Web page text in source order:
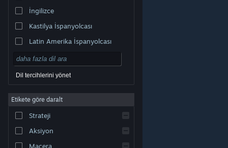
markalar, ABD ve diğer ülkelerde ilgili sahiplerinin
Erişilebilirlik |
Çerezler
İngilizce
Kastilya İspanyolcası
Latin Amerika İspanyolcası
Dil tercihlerini yönet
Etikete göre daralt
Strateji
Aksiyon
Macera